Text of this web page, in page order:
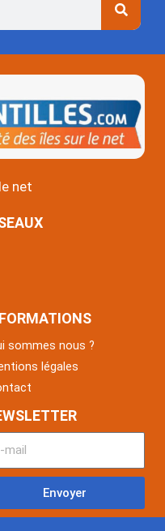
net
sommes nous ?
légales
Envoyer